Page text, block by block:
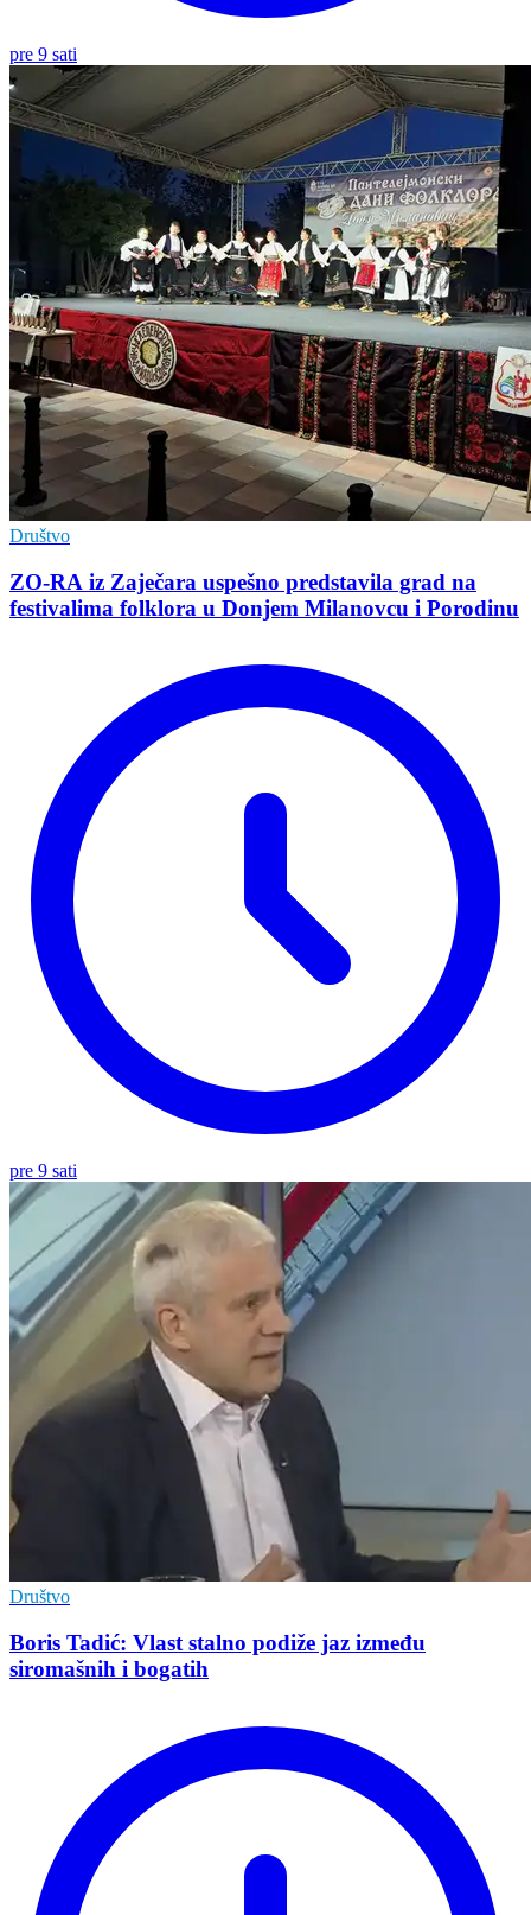
pre 9 sati
Društvo
ZO-RA iz Zaječara uspešno predstavila grad na
festivalima folklora u Donjem Milanovcu i Porodinu
pre 9 sati
Društvo
Boris Tadić: Vlast stalno podiže jaz između
siromašnih i bogatih